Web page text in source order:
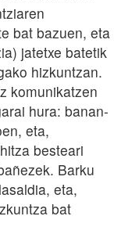
bat bazuen, eta
jatetxe batetik
hizkuntzan.
komunikatzen
hura: banan-
eta,
besteari
Barku
eta,
bat